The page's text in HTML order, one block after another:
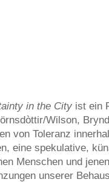
in the City ist ein
Wilson,
von Toleranz
eine spekulative,
Menschen und
unserer